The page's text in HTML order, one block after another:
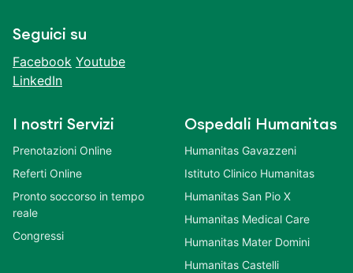
Seguici su
Facebook Youtube
LinkedIn
I nostri Servizi
Prenotazioni Online
Referti Online
Pronto soccorso in tempo
reale
Congressi
Ospedali Humanitas
Humanitas Gavazzeni
Istituto Clinico Humanitas
Humanitas San Pio X
Humanitas Medical Care
Humanitas Mater Domini
Humanitas Castelli